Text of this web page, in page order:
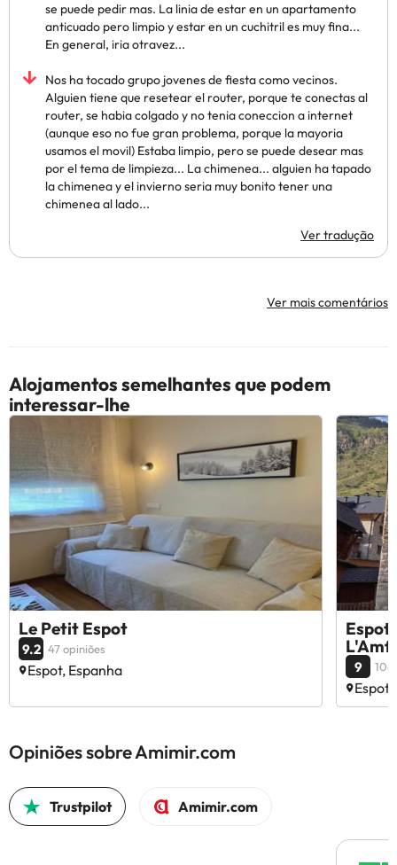
se puede pedir mas. La linia de estar en un apartamento
anticuado pero limpio y estar en un cuchitril es muy fina...
En general, iria otravez...
Nos ha tocado grupo jovenes de fiesta como vecinos.
Alguien tiene que resetear el router, porque te conectas al
router, se habia colgado y no tenia coneccion a internet
(aunque eso no fue gran problema, porque la mayoria
usamos el movil) Estaba limpio, pero se puede desear mas
por el tema de limpieza... La chimenea... alguien ha tapado
la chimenea y el invierno seria muy bonito tener una
chimenea al lado...
Ver tradução
Ver mais comentários
Alojamentos semelhantes que podem
interessar-lhe
Le Petit Espot
9.2 47 opiniões
Espot, Espanha
Espot
9 104
Espot,
Opiniões sobre Amimir.com
Trustpilot Amimir.com